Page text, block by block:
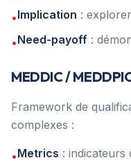
•Implication :
•Need-payoff :
MEDDIC /
Framework de
complexes :
•Metrics : indicateurs